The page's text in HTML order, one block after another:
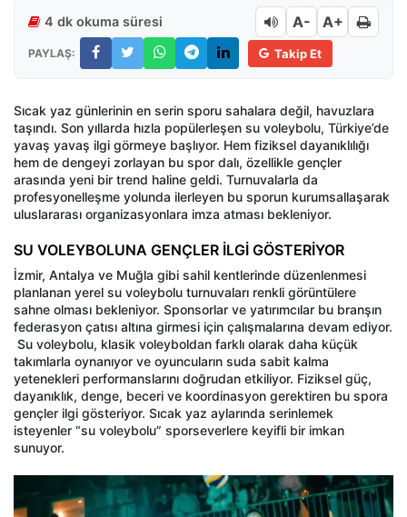
4 dk okuma süresi A- A+
PAYLAŞ: Takip Et
Sıcak yaz günlerinin en serin sporu sahalara değil, havuzlara
taşındı. Son yıllarda hızla popülerleşen su voleybolu, Türkiye’de
yavaş yavaş ilgi görmeye başlıyor. Hem fiziksel dayanıklılığı
hem de dengeyi zorlayan bu spor dalı, özellikle gençler
arasında yeni bir trend haline geldi. Turnuvalarla da
profesyonelleşme yolunda ilerleyen bu sporun kurumsallaşarak
uluslararası organizasyonlara imza atması bekleniyor.
SU VOLEYBOLUNA GENÇLER İLGİ GÖSTERİYOR
İzmir, Antalya ve Muğla gibi sahil kentlerinde düzenlenmesi
planlanan yerel su voleybolu turnuvaları renkli görüntülere
sahne olması bekleniyor. Sponsorlar ve yatırımcılar bu branşın
federasyon çatısı altına girmesi için çalışmalarına devam ediyor.
Su voleybolu, klasik voleyboldan farklı olarak daha küçük
takımlarla oynanıyor ve oyuncuların suda sabit kalma
yetenekleri performanslarını doğrudan etkiliyor. Fiziksel güç,
dayanıklık, denge, beceri ve koordinasyon gerektiren bu spora
gençler ilgi gösteriyor. Sıcak yaz aylarında serinlemek
isteyenler “su voleybolu” sporseverlere keyifli bir imkan
sunuyor.